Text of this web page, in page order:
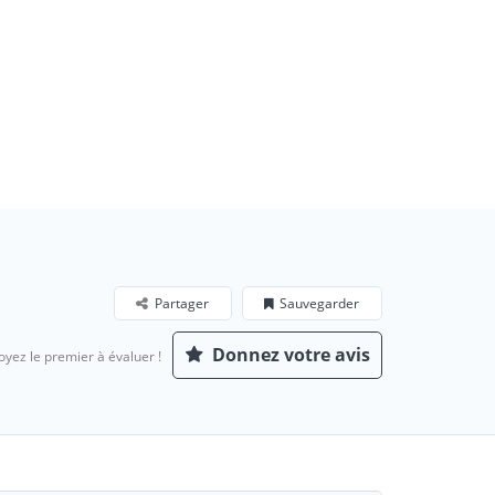
Sauvegarder
Partager
le premier à évaluer ! Donnez votre avis